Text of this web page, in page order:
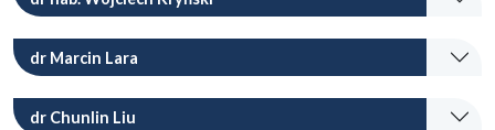
dr Marcin Lara
dr Chunlin Liu